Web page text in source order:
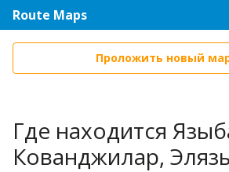
Route Maps
Проложить новый
Где находится
Кованджилар,